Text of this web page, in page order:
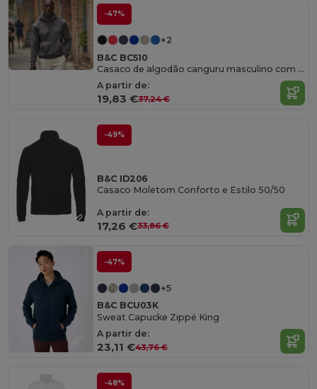
-47%
+2
B&C BC510
Casaco de algodão canguru masculino com capuz
A partir de:
19,83 €37,24 €
-49%
B&C ID206
Casaco Moletom Conforto e Estilo 50/50
A partir de:
17,26 €33,86 €
-47%
+5
B&C BCU03K
Sweat Capucke Zippé King
A partir de:
23,11 €43,76 €
-48%